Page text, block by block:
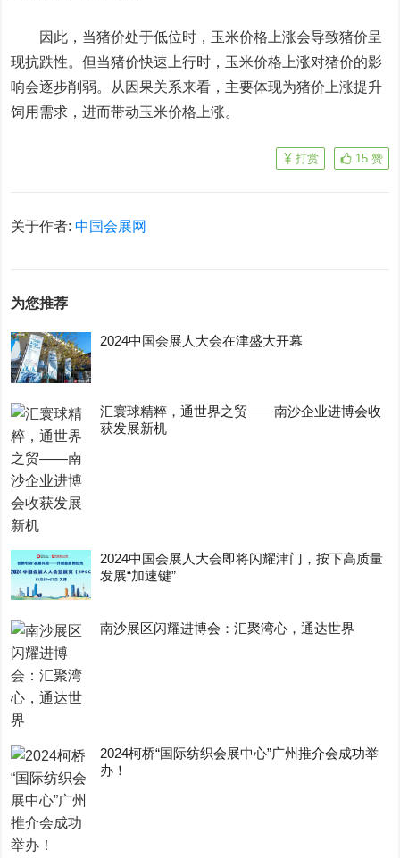
因此，当猪价处于低位时，玉米价格上涨会导致猪价呈
现抗跌性。但当猪价快速上行时，玉米价格上涨对猪价的影
响会逐步削弱。从因果关系来看，主要体现为猪价上涨提升
饲用需求，进而带动玉米价格上涨。
15 赞
打赏
关于作者:中国会展网
为您推荐
2024中国会展人大会在津盛大开幕
汇寰球精粹，通世界之贸——南沙企业进博会收
获发展新机
2024中国会展人大会即将闪耀津门，按下高质量
发展“加速键”
南沙展区闪耀进博会：汇聚湾心，通达世界
2024柯桥“国际纺织会展中心”广州推介会成功举
办！